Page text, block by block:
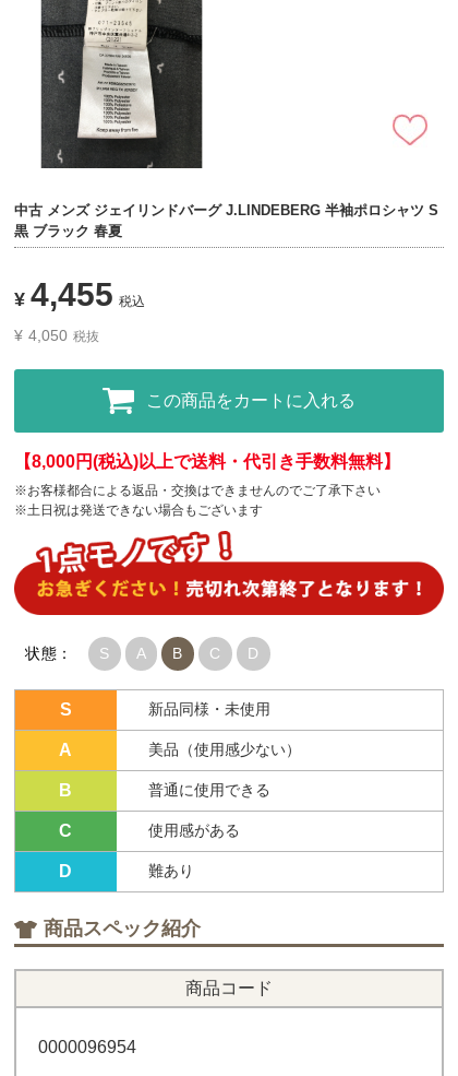
中古 メンズ ジェイリンドバーグ J.LINDEBERG 半袖ポロシャツ S
黒 ブラック 春夏
¥ 4,455 税込
¥ 4,050 税抜
この商品をカートに入れる
【8,000円(税込)以上で送料・代引き手数料無料】
※お客様都合による返品・交換はできませんのでご了承下さい
※土日祝は発送できない場合もございます
状態： S A B C D
S 新品同様・未使用
A 美品（使用感少ない）
B 普通に使用できる
C 使用感がある
D 難あり
商品スペック紹介
商品コード
0000096954